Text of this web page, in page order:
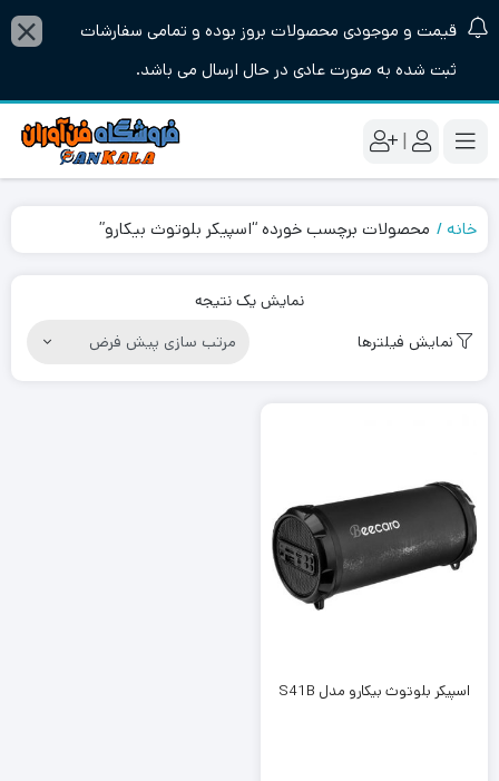
قیمت و موجودی محصولات بروز بوده و تمامی سفارشات
ثبت شده به صورت عادی در حال ارسال می باشد.
|
خانه محصولات برچسب خورده “اسپیکر بلوتوث بیکارو”
نمایش یک نتیجه
نمایش فیلترها
اسپیکر بلوتوث بیکارو مدل S41B